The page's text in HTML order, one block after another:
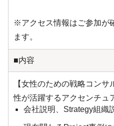
※アクセス情報はご参加が
ます。
■内容
【女性のための戦略コン
性が活躍するアクセンチ
会社説明、Strategy組織